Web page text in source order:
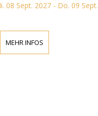
08 Sept. 2027 - Do. 09 Sept.
MEHR INFOS